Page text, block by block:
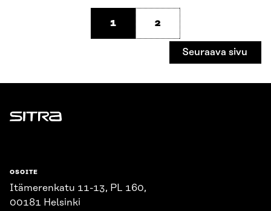
1 2
Seuraava sivu
Sitra
OSOITE
Itämerenkatu 11-13, PL 160,
00181 Helsinki